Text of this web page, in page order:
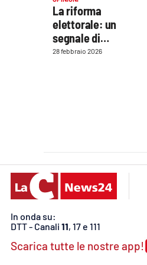
Venti di comunicazione
Edizioni
locali
Crotone
La riforma
elettorale: un
segnale di
debolezza politica
28 febbraio 2026
In onda su:
DTT - Canali 11, 17 e 111
Scarica tutte le nostre app!